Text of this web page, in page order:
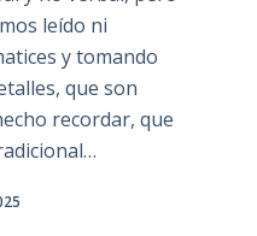
leído ni
y tomando
que son
recordar, que